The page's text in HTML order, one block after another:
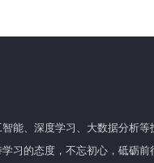
智能、深度学习、大数据分析
习的态度，不忘初心，砥砺前